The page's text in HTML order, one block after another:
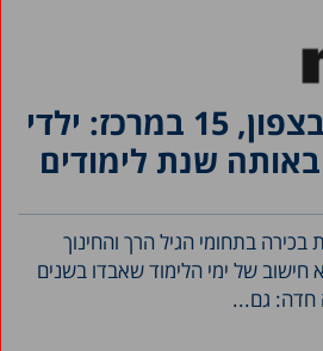
53 ימי שיבוש בצפון, 15 במרכז: ילדי
שנת לימודים
בתחומי הגיל הרך והחינוך
חישוב של ימי הלימוד שאבדו בשנים
חדה: גם...